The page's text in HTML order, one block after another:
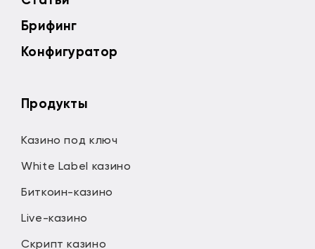
Брифинг
Конфигуратор
Продукты
Казино под ключ
White Label казино
Биткоин-казино
Live-казино
Скрипт казино